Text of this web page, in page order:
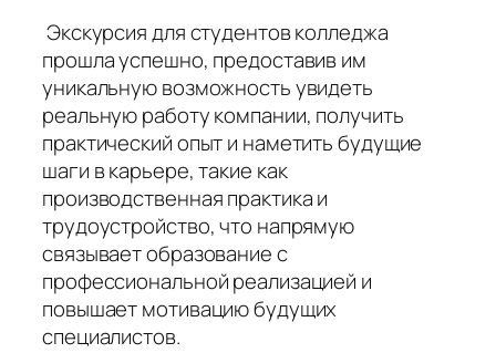
Экскурсия для студентов колледжа
прошла успешно, предоставив им
уникальную возможность увидеть
реальную работу компании, получить
практический опыт и наметить будущие
шаги в карьере, такие как
производственная практика и
трудоустройство, что напрямую
связывает образование с
профессиональной реализацией и
повышает мотивацию будущих
специалистов.